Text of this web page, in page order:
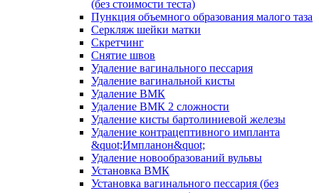
(без стоимости теста)
Пункция объемного образования малого таза
Серкляж шейки матки
Скретчинг
Снятие швов
Удаление вагинального пессария
Удаление вагинальной кисты
Удаление ВМК
Удаление ВМК 2 сложности
Удаление кисты бартолиниевой железы
Удаление контрацептивного импланта
&quot;Импланон&quot;
Удаление новообразований вульвы
Установка ВМК
Установка вагинального пессария (без